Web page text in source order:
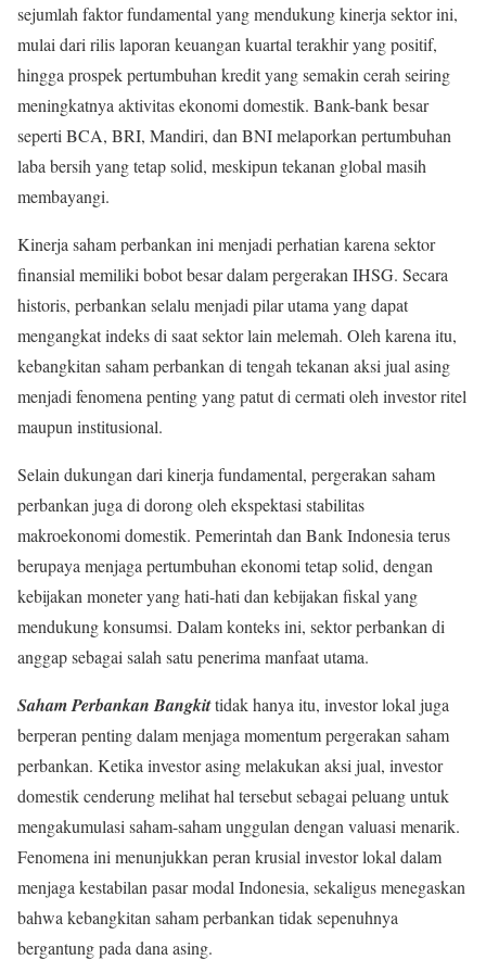
sejumlah faktor fundamental yang mendukung kinerja sektor ini,
mulai dari rilis laporan keuangan kuartal terakhir yang positif,
hingga prospek pertumbuhan kredit yang semakin cerah seiring
meningkatnya aktivitas ekonomi domestik. Bank-bank besar
seperti BCA, BRI, Mandiri, dan BNI melaporkan pertumbuhan
laba bersih yang tetap solid, meskipun tekanan global masih
membayangi.
Kinerja saham perbankan ini menjadi perhatian karena sektor
finansial memiliki bobot besar dalam pergerakan IHSG. Secara
historis, perbankan selalu menjadi pilar utama yang dapat
mengangkat indeks di saat sektor lain melemah. Oleh karena itu,
kebangkitan saham perbankan di tengah tekanan aksi jual asing
menjadi fenomena penting yang patut di cermati oleh investor ritel
maupun institusional.
Selain dukungan dari kinerja fundamental, pergerakan saham
perbankan juga di dorong oleh ekspektasi stabilitas
makroekonomi domestik. Pemerintah dan Bank Indonesia terus
berupaya menjaga pertumbuhan ekonomi tetap solid, dengan
kebijakan moneter yang hati-hati dan kebijakan fiskal yang
mendukung konsumsi. Dalam konteks ini, sektor perbankan di
anggap sebagai salah satu penerima manfaat utama.
Saham Perbankan Bangkittidak hanya itu, investor lokal juga
berperan penting dalam menjaga momentum pergerakan saham
perbankan. Ketika investor asing melakukan aksi jual, investor
domestik cenderung melihat hal tersebut sebagai peluang untuk
mengakumulasi saham-saham unggulan dengan valuasi menarik.
Fenomena ini menunjukkan peran krusial investor lokal dalam
menjaga kestabilan pasar modal Indonesia, sekaligus menegaskan
bahwa kebangkitan saham perbankan tidak sepenuhnya
bergantung pada dana asing.